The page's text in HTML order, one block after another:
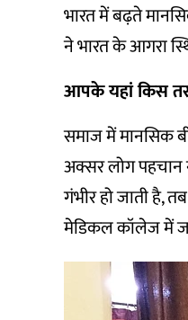
भारत में बढ़ते
ने भारत के आगरा
आपके यहां किस
समाज में मानसिक
अक्सर लोग पहचान
गंभीर हो जाती है,
मेडिकल कॉलेज में